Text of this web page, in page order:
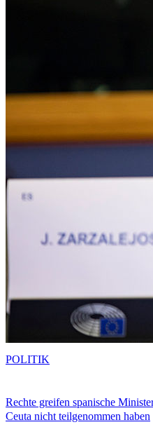
Rechte greifen spanische
Ceuta nicht teilgenommen haben
POLITIK